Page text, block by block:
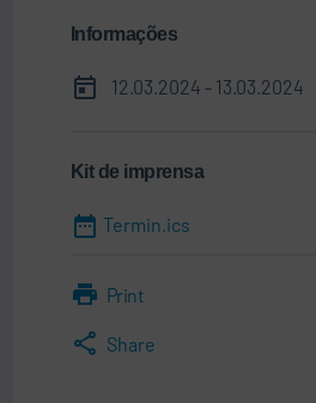
Informações
12.03.2024 - 13.03.2024
Kit de imprensa
Termin.ics
Print
Share